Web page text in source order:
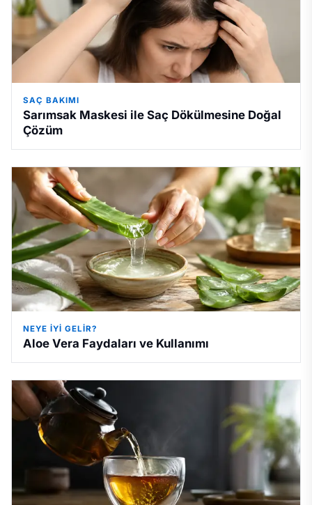
SAÇ BAKIMI
Sarımsak Maskesi ile Saç Dökülmesine Doğal
Çözüm
NEYE İYI GELIR?
Aloe Vera Faydaları ve Kullanımı